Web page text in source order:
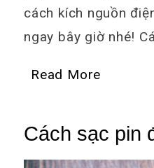
cách kích nguồn
ngay bây giờ nhé!
Read More
Cách sạc pin
iphone không